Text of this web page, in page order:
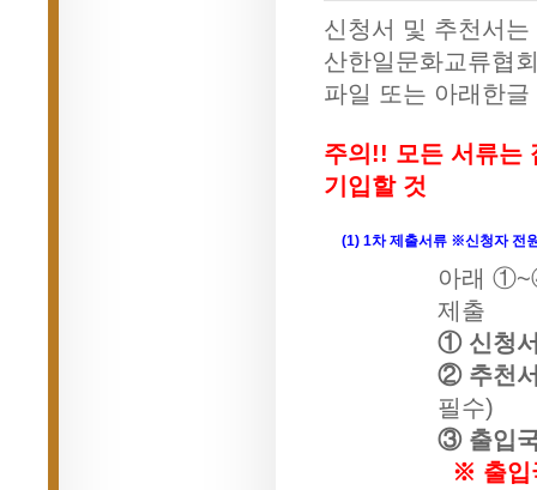
신청서 및 추천서
산한일문화교류협
파일 또는 아래한
주의!! 모든 서류는
기입할 것
(1) 1차 제출서류 ※신청자 전
아래
제출
① 신청
② 추천
필수)
③ 출입
※ 출입